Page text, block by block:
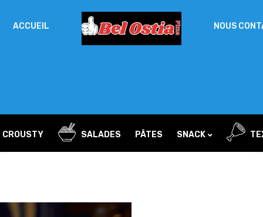
NOUS
ACCUEIL
IDENTIFICATION
Mot de passe perdu ?
CROUSTY SALADES PÂTES SNACK